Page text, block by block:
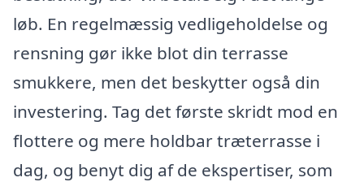
løb. En regelmæssig vedligeholdelse og
rensning gør ikke blot din terrasse
smukkere, men det beskytter også din
investering. Tag det første skridt mod en
flottere og mere holdbar træterrasse i
dag, og benyt dig af de ekspertiser, som